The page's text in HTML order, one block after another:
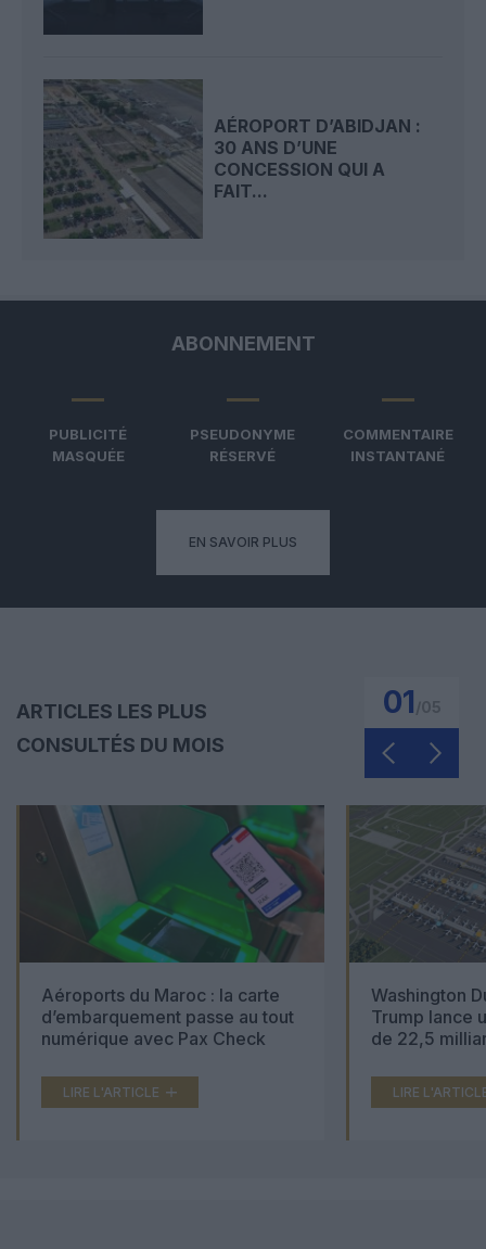
AÉROPORT D’ABIDJAN :
30 ANS D’UNE
CONCESSION QUI A
FAIT...
ABONNEMENT
PUBLICITÉ
MASQUÉE
PSEUDONYME
RÉSERVÉ
COMMENTAIRE
INSTANTANÉ
EN SAVOIR PLUS
ARTICLES LES PLUS
CONSULTÉS DU MOIS
01
Aéroports du Maroc : la carte
d’embarquement passe au tout
numérique avec Pax Check
LIRE L'ARTICLE
Washington
Trump lance
de 22,5
LIRE